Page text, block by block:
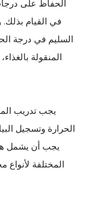
الحفاظ على
في القيام
السليم في درجة
المنقولة
يجب تدريب
الحرارة وتسجيل
يجب أن يشمل
المختلفة لأنواع